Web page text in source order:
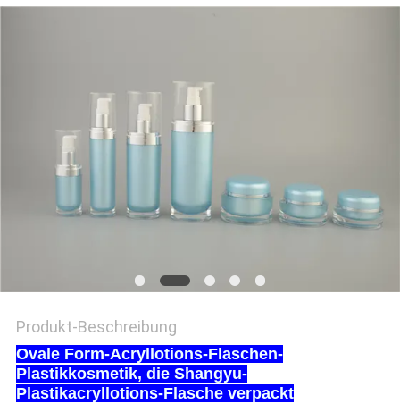
Produkt-Beschreibung
Ovale Form-Acryllotions-Flaschen-
Plastikkosmetik, die Shangyu-
Plastikacryllotions-Flasche verpackt